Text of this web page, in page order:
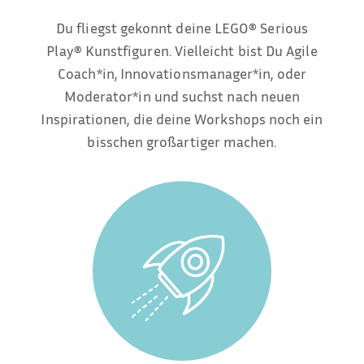
Du fliegst gekonnt deine LEGO® Serious
Play® Kunstfiguren. Vielleicht bist Du Agile
Coach*in, Innovationsmanager*in, oder
Moderator*in und suchst nach neuen
Inspirationen, die deine Workshops noch ein
bisschen großartiger machen.